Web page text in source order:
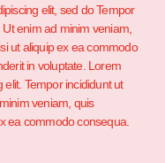
elit, sed do Tempor
enim ad minim veniam,
ut aliquip ex ea commodo
in voluptate. Lorem
Tempor incididunt ut
veniam, quis
ea commodo consequa.